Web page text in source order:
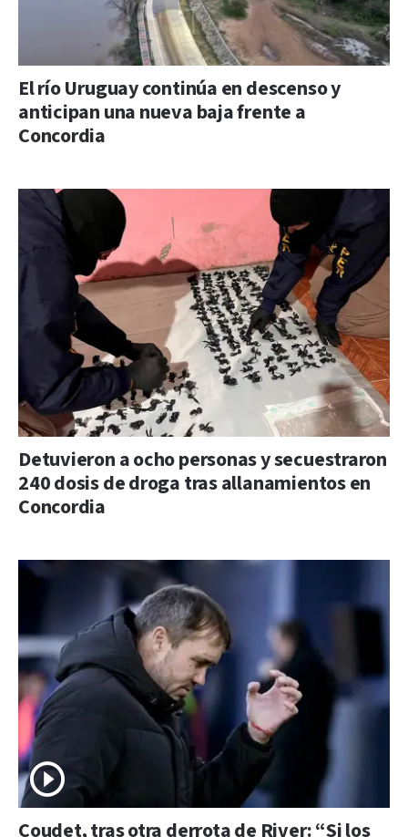
El río Uruguay continúa en descenso y
anticipan una nueva baja frente a
Concordia
Detuvieron a ocho personas y secuestraron
240 dosis de droga tras allanamientos en
Concordia
Coudet, tras otra derrota de River: “Si los